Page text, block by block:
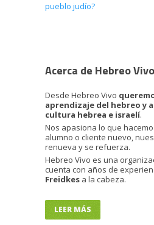
pueblo judío?
Acerca de Hebreo Vivo
Desde Hebreo Vivo
aprendizaje del hebreo y
cultura hebrea e israelí.
Nos apasiona lo que
alumno o cliente nuevo,
renueva y se refuerza.
Hebreo Vivo es una
cuenta con años de
Freidkes a la cabeza.
LEER MÁS